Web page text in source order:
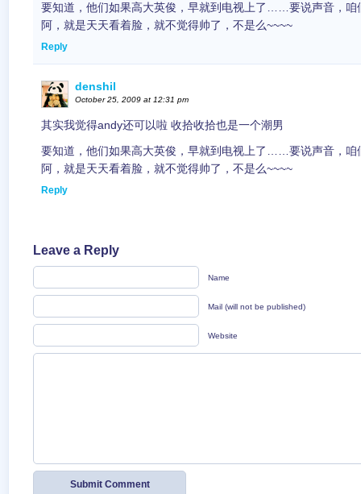
要知道，他们如果高大英俊，早就到电视上了……要说声音，咱
阿，就是天天看着脸，就不觉得帅了，不是么~~~~
Reply
denshil
October 25, 2009 at 12:31 pm
其实我觉得andy还可以啦 收拾收拾也是一个潮男
要知道，他们如果高大英俊，早就到电视上了……要说声音，咱
阿，就是天天看着脸，就不觉得帅了，不是么~~~~
Reply
Leave a Reply
Name
Mail (will not be published)
Website